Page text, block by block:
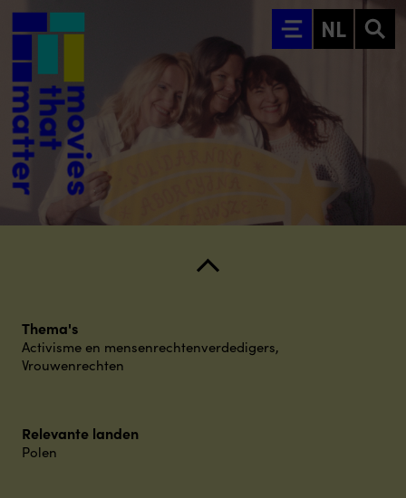
Ga naar hoofdinhoud
NL
Thema's
Activisme en mensenrechtenverdedigers,
Vrouwenrechten
Relevante landen
Polen